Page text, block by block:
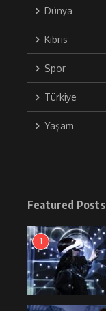
Dünya
Kıbrıs
Spor
Türkiye
Yaşam
Featured Posts
1